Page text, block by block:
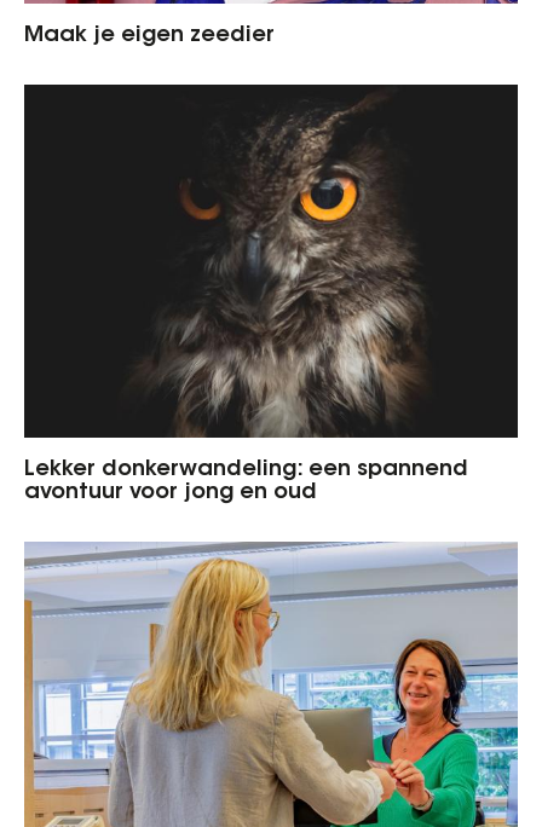
Maak je eigen zeedier
Lekker donkerwandeling: een spannend
avontuur voor jong en oud